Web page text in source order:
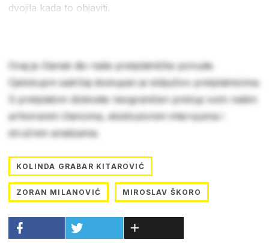
dvojila kada to objaviti.
Ovaj je članak dio naše pretplatničke ponude.
Cjelokupni sadržaj dostupan je isključivo pretplatnicima.
S pretplatom dobivate neograničen pristup svim našim
arhiviranim člancima, ekskluzivnim intervjuima i
stručnim analizama.
KOLINDA GRABAR KITAROVIĆ
ZORAN MILANOVIĆ MIROSLAV ŠKORO